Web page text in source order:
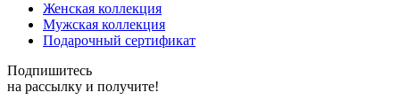
Женская коллекция
Мужская коллекция
Подарочный сертификат
Подпишитесь
на рассылку и получите!